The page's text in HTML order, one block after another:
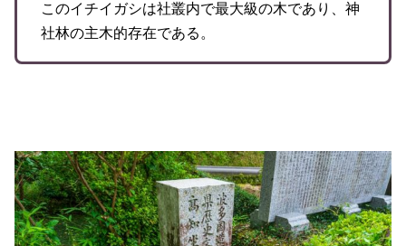
このイチイガシは社叢内で最大級の木であり、神
社林の主木的存在である。